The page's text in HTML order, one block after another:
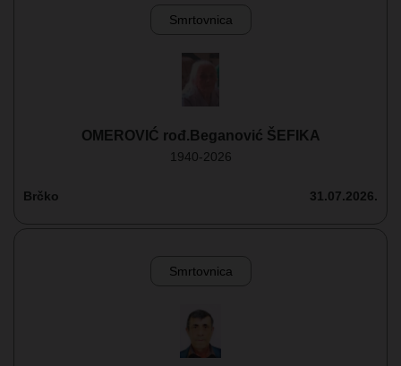
Smrtovnica
OMEROVIĆ rođ.Beganović ŠEFIKA
1940-2026
Brčko 31.07.2026.
Smrtovnica